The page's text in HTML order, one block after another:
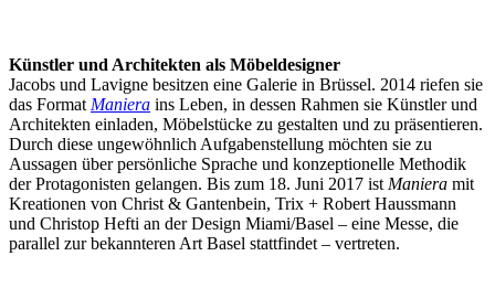
Künstler und Architekten als Möbeldesigner
Jacobs und Lavigne besitzen eine Galerie in Brüssel. 2014 riefen sie
das Format Maniera ins Leben, in dessen Rahmen sie Künstler und
Architekten einladen, Möbelstücke zu gestalten und zu präsentieren.
Durch diese ungewöhnlich Aufgabenstellung möchten sie zu
Aussagen über persönliche Sprache und konzeptionelle Methodik
der Protagonisten gelangen. Bis zum 18. Juni 2017 ist Maniera mit
Kreationen von Christ & Gantenbein, Trix + Robert Haussmann
und Christop Hefti an der Design Miami/Basel – eine Messe, die
parallel zur bekannteren Art Basel stattfindet – vertreten.